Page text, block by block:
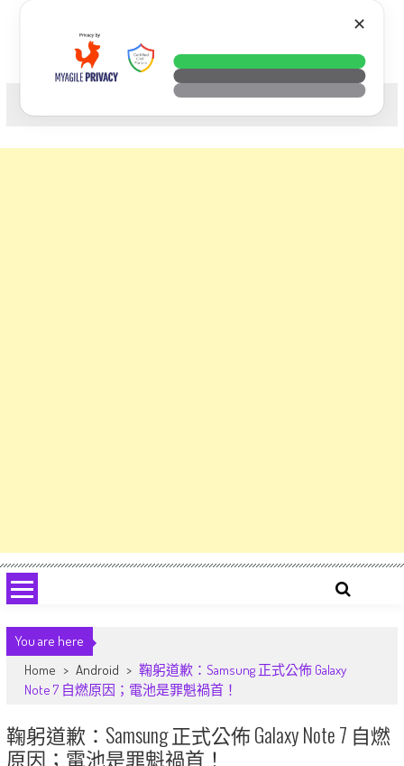
科技. 生活. 攝影.
You are here
Home > Android > 鞠躬道歉：Samsung 正式公佈 Galaxy
Note 7 自燃原因；電池是罪魁禍首！
鞠躬道歉：Samsung 正式公佈 Galaxy Note 7 自燃
原因；電池是罪魁禍首！
✕